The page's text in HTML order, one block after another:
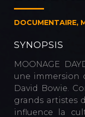
DOCUMENTAIRE,
SYNOPSIS
MOONAGE
une immersion
David Bowie.
grands artistes
influence la